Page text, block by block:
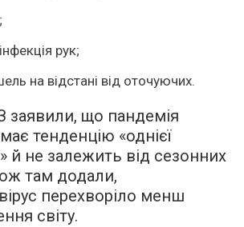
рук;
на відстані від оточуючих.
заявили, що пандемія
тенденцію «однієї
й не залежить від сезонних
там додали,
перехворіло менш
світу.